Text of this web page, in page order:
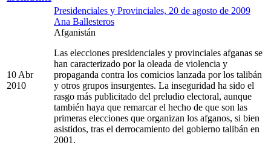
10 Abr
2010
Presidenciales y Provinciales, 20 de agosto de 2009
Ana Ballesteros
Afganistán
Las elecciones presidenciales y provinciales afganas se
han caracterizado por la oleada de violencia y
propaganda contra los comicios lanzada por los talibán
y otros grupos insurgentes. La inseguridad ha sido el
rasgo más publicitado del preludio electoral, aunque
también haya que remarcar el hecho de que son las
primeras elecciones que organizan los afganos, si bien
asistidos, tras el derrocamiento del gobierno talibán en
2001.